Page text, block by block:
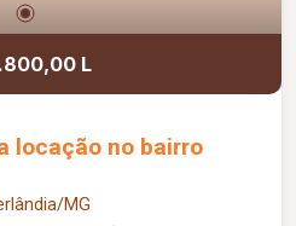
L
locação no bairro
MG